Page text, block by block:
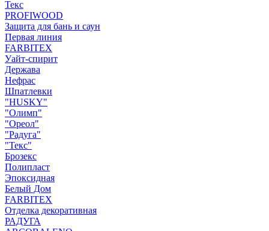
Текс
PROFIWOOD
Защита для бань и саун
Первая линия
FARBITEX
Уайт-спирит
Держава
Нефрас
Шпатлевки
"HUSKY"
"Олимп"
"Ореол"
"Радуга"
"Текс"
Брозекс
Полипласт
Эпоксидная
Белый Дом
FARBITEX
Отделка декоративная
РАДУГА